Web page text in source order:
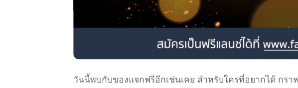
วันนี้พบกับของแจกฟรีอีกเช่นเคย สำหรับใครที่อยากได้ กรา